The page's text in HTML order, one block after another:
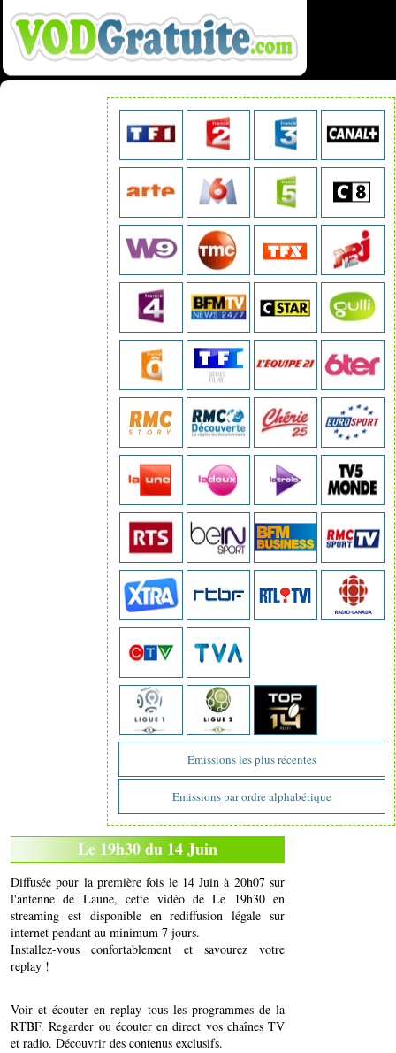
Emissions les plus récentes
Emissions par ordre alphabétique
Le 19h30 du 14 Juin
Diffusée pour la première fois le 14 Juin à 20h07 sur
l'antenne de Laune, cette vidéo de Le 19h30 en
streaming est disponible en rediffusion légale sur
internet pendant au minimum 7 jours.
Installez-vous confortablement et savourez votre
replay !
Voir et écouter en replay tous les programmes de la
RTBF. Regarder ou écouter en direct vos chaînes TV
et radio. Découvrir des contenus exclusifs.